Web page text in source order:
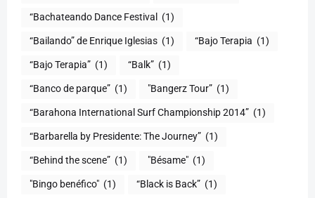
“Bachateando Dance Festival (1)
“Bailando” de Enrique Iglesias (1) “Bajo Terapia (1)
“Bajo Terapia” (1) “Balk” (1)
“Banco de parque” (1) "Bangerz Tour” (1)
“Barahona International Surf Championship 2014” (1)
“Barbarella by Presidente: The Journey” (1)
“Behind the scene” (1) "Bésame" (1)
"Bingo benéfico" (1) “Black is Back” (1)